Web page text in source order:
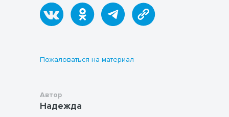
истории, выдающимся героям и
символическим датам. Презентация
позволяет наглядно продемонстрировать
поколение на достойные поступки и
стремящихся прививать ученикам чувство
наследие поколений.
Пожаловаться на материал
Автор
Надежда